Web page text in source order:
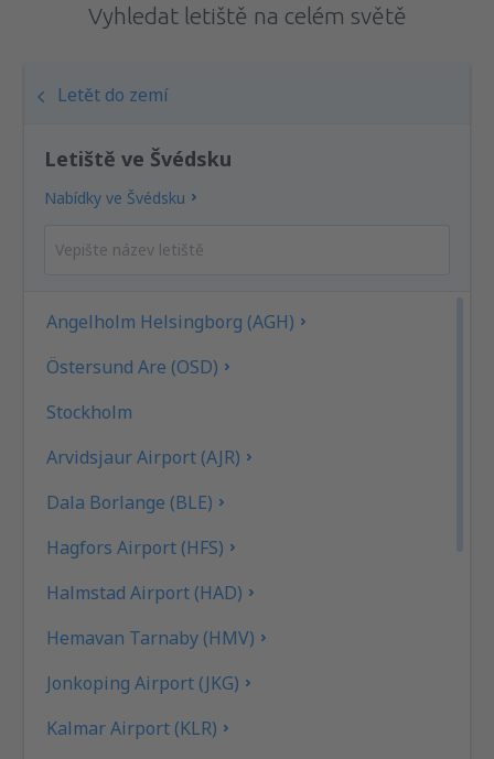
Vyhledat letiště na celém světě
Letět do zemí
Letiště ve Švédsku
Nabídky ve Švédsku
Angelholm Helsingborg (AGH)
Östersund Are (OSD)
Stockholm
Arvidsjaur Airport (AJR)
Dala Borlange (BLE)
Hagfors Airport (HFS)
Halmstad Airport (HAD)
Hemavan Tarnaby (HMV)
Jonkoping Airport (JKG)
Kalmar Airport (KLR)